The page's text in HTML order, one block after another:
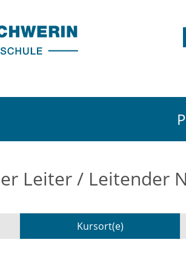
Leiter / Leitender
Kursort(e)